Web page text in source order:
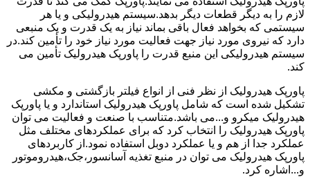
لازم را به دیگر قطعات دیگر بدهد.سیستم هیدرولیکی و یا هر
سیستمی که بخواهد فعال باقی بماند نیاز به یک قدرت و یک منبعی
دارد که نیروی مورد نیاز جهت فعالیت مورد نیاز خود را تأمین کند.در
سیستم هیدرولیکی این منبع قدرت را پاورپک هیدرولیک تأمین می
کند.
پاورپک هیدرولیک از نظر فنی از انواع فیلتر بازگشتی و مکشی
تشکیل شده است که شامل پاورپک هیدرولیک استاندارد و یا پاورپک
هیدرولیک میکرو و...می باشد.متناسب با صنعت و فعالیت می توان
پاورپک هیدرولیک را انتخاب کرد که برای عملکردهای مختلف مثل
عملکرد جدا از هم و یا عملکرد دوبل استفاده نمود.از کاربردهای
پاورپک هیدرولیک می توان در منبع تغذیه آسانسور،جک،هیدروموتور
و...اشاره کرد.